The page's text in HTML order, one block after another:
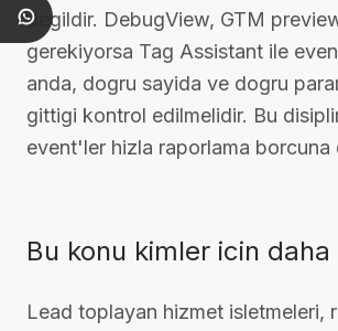
degildir. DebugView, GTM
gerekiyorsa Tag Assistant ile
anda, dogru sayida ve dogru
gittigi kontrol edilmelidir. Bu
event'ler hizla raporlama borcuna
Bu konu kimler icin daha
Lead toplayan hizmet isletmeleri,